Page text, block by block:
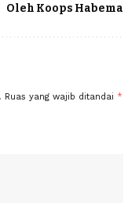
Oleh Koops Habema
Ruas yang wajib ditandai *